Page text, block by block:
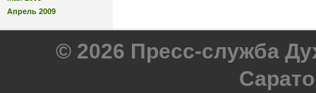
Апрель 2009
© 2026 Пресс-служба